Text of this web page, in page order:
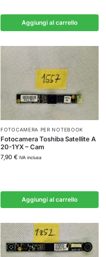
Aggiungi al carrello
FOTOCAMERA PER NOTEBOOK
Fotocamera Toshiba Satellite A
20-1YX – Cam
7,90 € IVA inclusa
Aggiungi al carrello